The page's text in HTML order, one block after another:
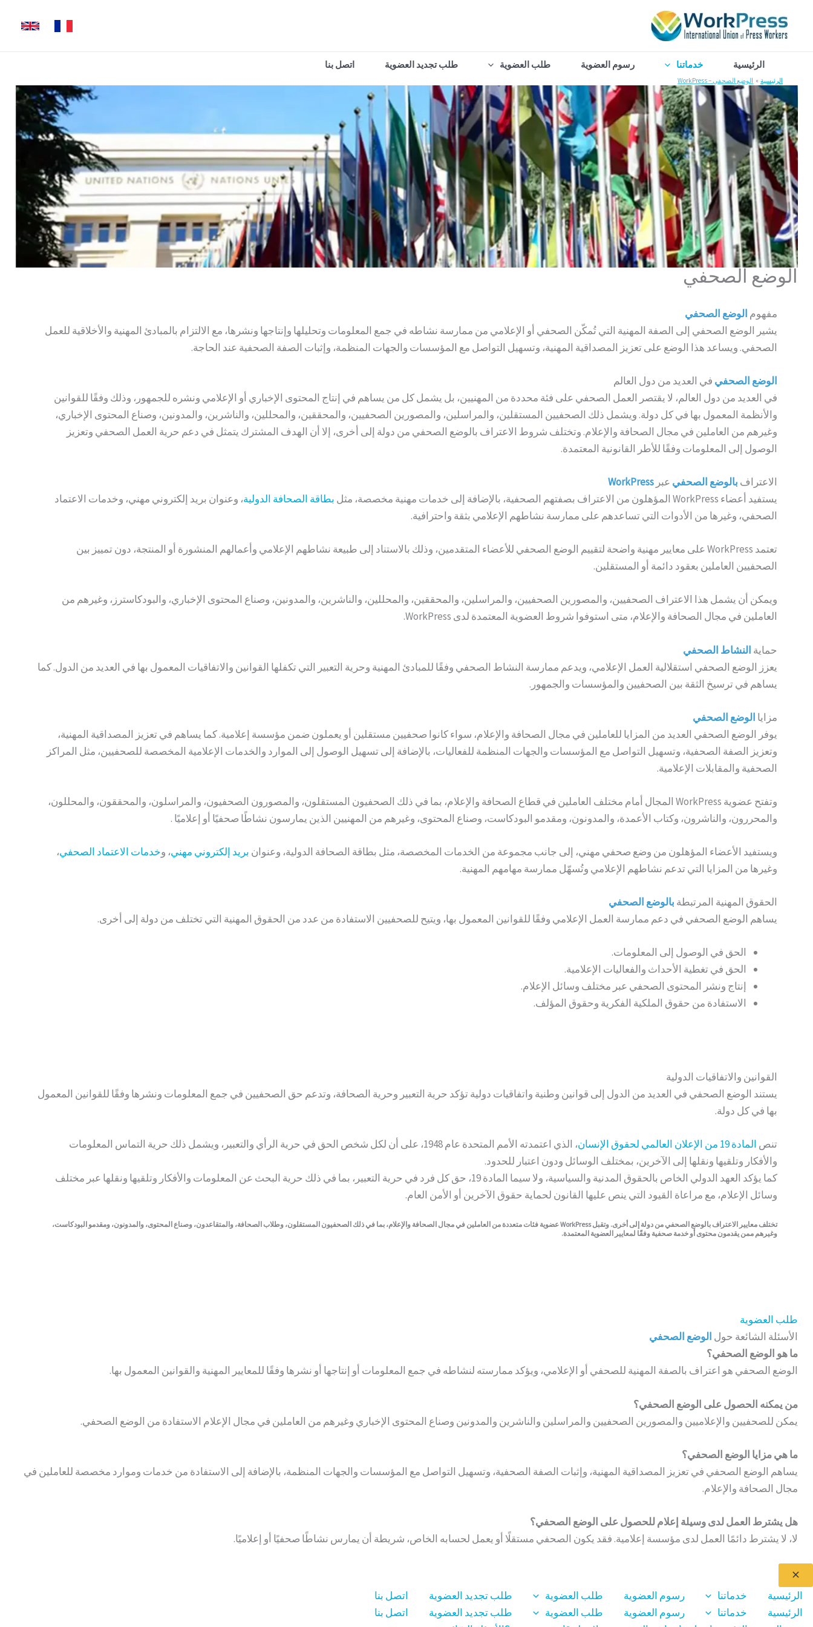
المحتوى
الرئيسية خدماتنا رسوم العضوية طلب العضوية طلب تجديد العضوية اتصل بنا
الرئيسية الوضع الصحفي – WorkPress
الوضع الصحفي
مفهوم الوضع الصحفي
يشير الوضع الصحفي إلى الصفة المهنية التي تُمكّن الصحفي أو الإعلامي من ممارسة نشاطه في جمع المعلومات وتحليلها وإنتاجها ونشرها، مع الالتزام بالمبادئ المهنية والأخلاقية للعمل
الصحفي. ويساعد هذا الوضع على تعزيز المصداقية المهنية، وتسهيل التواصل مع المؤسسات والجهات المنظمة، وإثبات الصفة الصحفية عند الحاجة.
الوضع الصحفي في العديد من دول العالم
في العديد من دول العالم، لا يقتصر العمل الصحفي على فئة محددة من المهنيين، بل يشمل كل من يساهم في إنتاج المحتوى الإخباري أو الإعلامي ونشره للجمهور، وذلك وفقًا للقوانين
والأنظمة المعمول بها في كل دولة. ويشمل ذلك الصحفيين المستقلين، والمراسلين، والمصورين الصحفيين، والمحققين، والمحللين، والناشرين، والمدونين، وصناع المحتوى الإخباري،
وغيرهم من العاملين في مجال الصحافة والإعلام. وتختلف شروط الاعتراف بالوضع الصحفي من دولة إلى أخرى، إلا أن الهدف المشترك يتمثل في دعم حرية العمل الصحفي وتعزيز
الوصول إلى المعلومات وفقًا للأطر القانونية المعتمدة.
الاعتراف بالوضع الصحفي عبر WorkPress
يستفيد أعضاء WorkPress المؤهلون من الاعتراف بصفتهم الصحفية، بالإضافة إلى خدمات مهنية مخصصة، مثل
بطاقة الصحافة الدولية، وعنوان بريد إلكتروني مهني، وخدمات الاعتماد
الصحفي، وغيرها من الأدوات التي تساعدهم على ممارسة نشاطهم الإعلامي بثقة واحترافية.
تعتمد WorkPress على معايير مهنية واضحة لتقييم الوضع الصحفي للأعضاء المتقدمين، وذلك بالاستناد إلى طبيعة نشاطهم الإعلامي وأعمالهم المنشورة أو المنتجة، دون تمييز بين
الصحفيين العاملين بعقود دائمة أو المستقلين.
ويمكن أن يشمل هذا الاعتراف الصحفيين، والمصورين الصحفيين، والمراسلين، والمحققين، والمحللين، والناشرين، والمدونين، وصناع المحتوى الإخباري، والبودكاسترز، وغيرهم من
العاملين في مجال الصحافة والإعلام، متى استوفوا شروط العضوية المعتمدة لدى WorkPress.
حماية النشاط الصحفي
يعزز الوضع الصحفي استقلالية العمل الإعلامي، ويدعم ممارسة النشاط الصحفي وفقًا للمبادئ المهنية وحرية التعبير التي تكفلها القوانين والاتفاقيات المعمول بها في العديد من الدول. كما
يساهم في ترسيخ الثقة بين الصحفيين والمؤسسات والجمهور.
مزايا الوضع الصحفي
يوفر الوضع الصحفي العديد من المزايا للعاملين في مجال الصحافة والإعلام، سواء كانوا صحفيين مستقلين أو يعملون ضمن مؤسسة إعلامية. كما يساهم في تعزيز المصداقية المهنية،
وتعزيز الصفة الصحفية، وتسهيل التواصل مع المؤسسات والجهات المنظمة للفعاليات، بالإضافة إلى تسهيل الوصول إلى الموارد والخدمات الإعلامية المخصصة للصحفيين، مثل المراكز
الصحفية والمقابلات الإعلامية.
وتفتح عضوية WorkPress المجال أمام مختلف العاملين في قطاع الصحافة والإعلام، بما في ذلك الصحفيون المستقلون، والمصورون الصحفيون، والمراسلون، والمحققون، والمحللون،
والمحررون، والناشرون، وكتاب الأعمدة، والمدونون، ومقدمو البودكاست، وصناع المحتوى، وغيرهم من المهنيين الذين يمارسون نشاطًا صحفيًا أو إعلاميًا .
ويستفيد الأعضاء المؤهلون من وضع صحفي مهني، إلى جانب مجموعة من الخدمات المخصصة، مثل بطاقة الصحافة الدولية، وعنوان بريد إلكتروني مهني، وخدمات الاعتماد الصحفي،
وغيرها من المزايا التي تدعم نشاطهم الإعلامي وتُسهّل ممارسة مهامهم المهنية.
الحقوق المهنية المرتبطة بالوضع الصحفي
يساهم الوضع الصحفي في دعم ممارسة العمل الإعلامي وفقًا للقوانين المعمول بها، ويتيح للصحفيين الاستفادة من عدد من الحقوق المهنية التي تختلف من دولة إلى أخرى.
الحق في الوصول إلى المعلومات.
الحق في تغطية الأحداث والفعاليات الإعلامية.
إنتاج ونشر المحتوى الصحفي عبر مختلف وسائل الإعلام.
الاستفادة من حقوق الملكية الفكرية وحقوق المؤلف.
القوانين والاتفاقيات الدولية
يستند الوضع الصحفي في العديد من الدول إلى قوانين وطنية واتفاقيات دولية تؤكد حرية التعبير وحرية الصحافة، وتدعم حق الصحفيين في جمع المعلومات ونشرها وفقًا للقوانين المعمول
بها في كل دولة.
تنص المادة 19 من الإعلان العالمي لحقوق الإنسان
، الذي اعتمدته الأمم المتحدة عام 1948، على أن لكل شخص الحق في حرية الرأي والتعبير، ويشمل ذلك حرية التماس المعلومات
والأفكار وتلقيها ونقلها إلى الآخرين، بمختلف الوسائل ودون اعتبار للحدود.
كما يؤكد العهد الدولي الخاص بالحقوق المدنية والسياسية، ولا سيما المادة 19، حق كل فرد في حرية التعبير، بما في ذلك حرية البحث عن المعلومات والأفكار وتلقيها ونقلها عبر مختلف
وسائل الإعلام، مع مراعاة القيود التي ينص عليها القانون لحماية حقوق الآخرين أو الأمن العام.
تختلف معايير الاعتراف بالوضع الصحفي من دولة إلى أخرى. وتقبل WorkPress عضوية فئات متعددة من العاملين في مجال الصحافة والإعلام، بما في ذلك الصحفيون المستقلون، وطلاب الصحافة، والمتقاعدون، وصناع المحتوى، والمدونون، ومقدمو البودكاست،
وغيرهم ممن يقدمون محتوى أو خدمة صحفية وفقًا لمعايير العضوية المعتمدة.
طلب العضوية
الأسئلة الشائعة حول الوضع الصحفي
ما هو الوضع الصحفي؟
الوضع الصحفي هو اعتراف بالصفة المهنية للصحفي أو الإعلامي، ويؤكد ممارسته لنشاطه في جمع المعلومات أو إنتاجها أو نشرها وفقًا للمعايير المهنية والقوانين المعمول بها.
من يمكنه الحصول على الوضع الصحفي؟
يمكن للصحفيين والإعلاميين والمصورين الصحفيين والمراسلين والناشرين والمدونين وصناع المحتوى الإخباري وغيرهم من العاملين في مجال الإعلام الاستفادة من الوضع الصحفي.
ما هي مزايا الوضع الصحفي؟
يساهم الوضع الصحفي في تعزيز المصداقية المهنية، وإثبات الصفة الصحفية، وتسهيل التواصل مع المؤسسات والجهات المنظمة، بالإضافة إلى الاستفادة من خدمات وموارد مخصصة للعاملين في
مجال الصحافة والإعلام.
هل يشترط العمل لدى وسيلة إعلام للحصول على الوضع الصحفي؟
لا، لا يشترط دائمًا العمل لدى مؤسسة إعلامية. فقد يكون الصحفي مستقلًا أو يعمل لحسابه الخاص، شريطة أن يمارس نشاطًا صحفيًا أو إعلاميًا.
الرئيسية خدماتنا رسوم العضوية طلب العضوية طلب تجديد العضوية
اتصل بنا
الرئيسية
خدماتنا رسوم العضوية طلب العضوية طلب تجديد العضوية
اتصل بنا